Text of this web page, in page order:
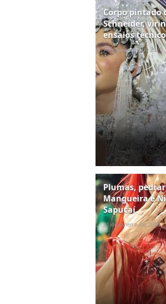
Corpo pintado
Schneider,
ensaios
7 de fevereiro de 2026
Plumas,
Mangueira e
Sapucaí
31 de janeiro de 2026